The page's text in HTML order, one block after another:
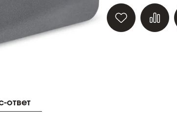
ответ
Установка
Установка